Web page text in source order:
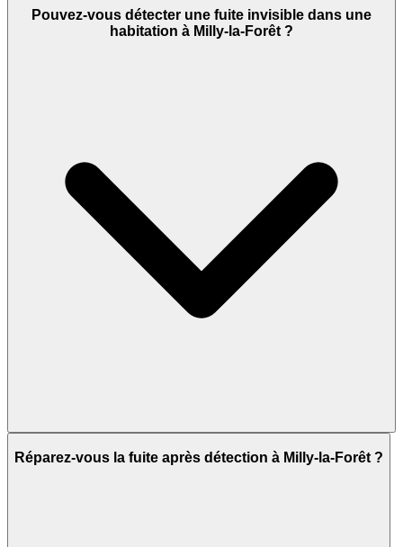
Pouvez-vous détecter une fuite invisible dans une
habitation à Milly-la-Forêt ?
Réparez-vous la fuite après détection à Milly-la-Forêt ?